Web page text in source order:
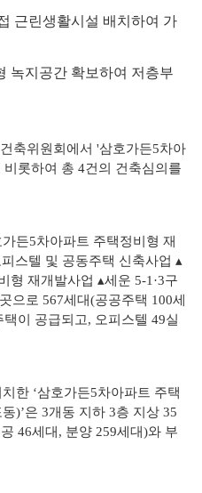
근린생활시설 배치하여 가
지공간 확보하여 저층부
축위원회에서 '삼호가든5차아
롯하여 총 4건의 건축심의를
든5차아파트 주택정비형 재
스텔 및 공동주택 신축사업 ▴
형 재개발사업 ▴세운 5-1·3구
으로 567세대(공공주택 100세
이 공급되고, 오피스텔 49실
한 ‘삼호가든5차아파트 주택
)’은 3개동 지하 3층 지상 35
46세대, 분양 259세대)와 부